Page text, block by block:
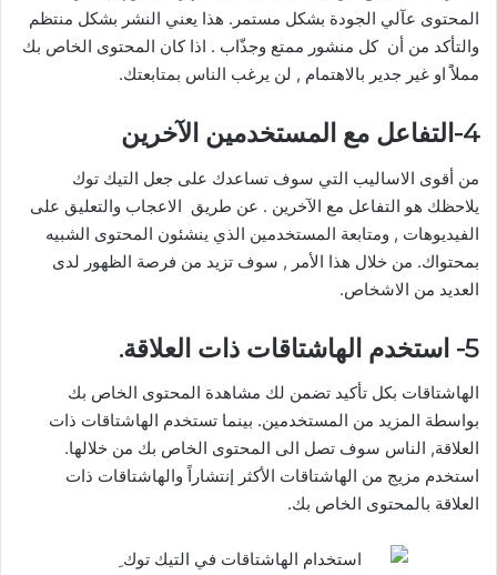
المحتوى عآلي الجودة بشكل مستمر. هذا يعني النشر بشكل منتظم
والتأكد من أن كل منشور ممتع وجذّاب . اذا كان المحتوى الخاص بك
مملاًَ او غير جدير بالاهتمام , لن يرغب الناس بمتابعتك.
4-التفاعل مع المستخدمين الآخرين
من أقوى الاساليب التي سوف تساعدك على جعل التيك توك
يلاحظك هو التفاعل مع الآخرين . عن طريق الاعجاب والتعليق على
الفيديوهات , ومتابعة المستخدمين الذي ينشئون المحتوى الشبيه
بمحتواك. من خلال هذا الأمر , سوف تزيد من فرصة الظهور لدى
العديد من الاشخاص.
5- استخدم الهاشتاقات ذات العلاقة.
الهاشتاقات بكل تأكيد تضمن لك مشاهدة المحتوى الخاص بك
بواسطة المزيد من المستخدمين. بينما تستخدم الهاشتاقات ذات
العلاقة, الناس سوف تصل الى المحتوى الخاص بك من خلالها.
استخدم مزيج من الهاشتاقات الأكثر إنتشاراً والهاشتاقات ذات
العلاقة بالمحتوى الخاص بك.